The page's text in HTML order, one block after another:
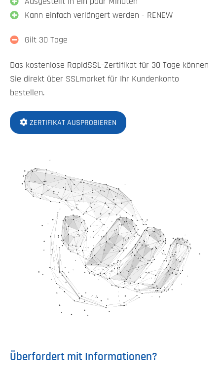
Kann einfach verlängert werden - RENEW
Gilt 30 Tage
Das kostenlose RapidSSL-Zertifikat für 30 Tage können
Sie direkt über SSLmarket für Ihr Kundenkonto
bestellen.
ZERTIFIKAT AUSPROBIEREN
Überfordert mit Informationen?